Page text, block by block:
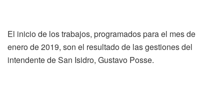
El inicio de los trabajos, programados para el mes de
enero de 2019, son el resultado de las gestiones del
intendente de San Isidro, Gustavo Posse.